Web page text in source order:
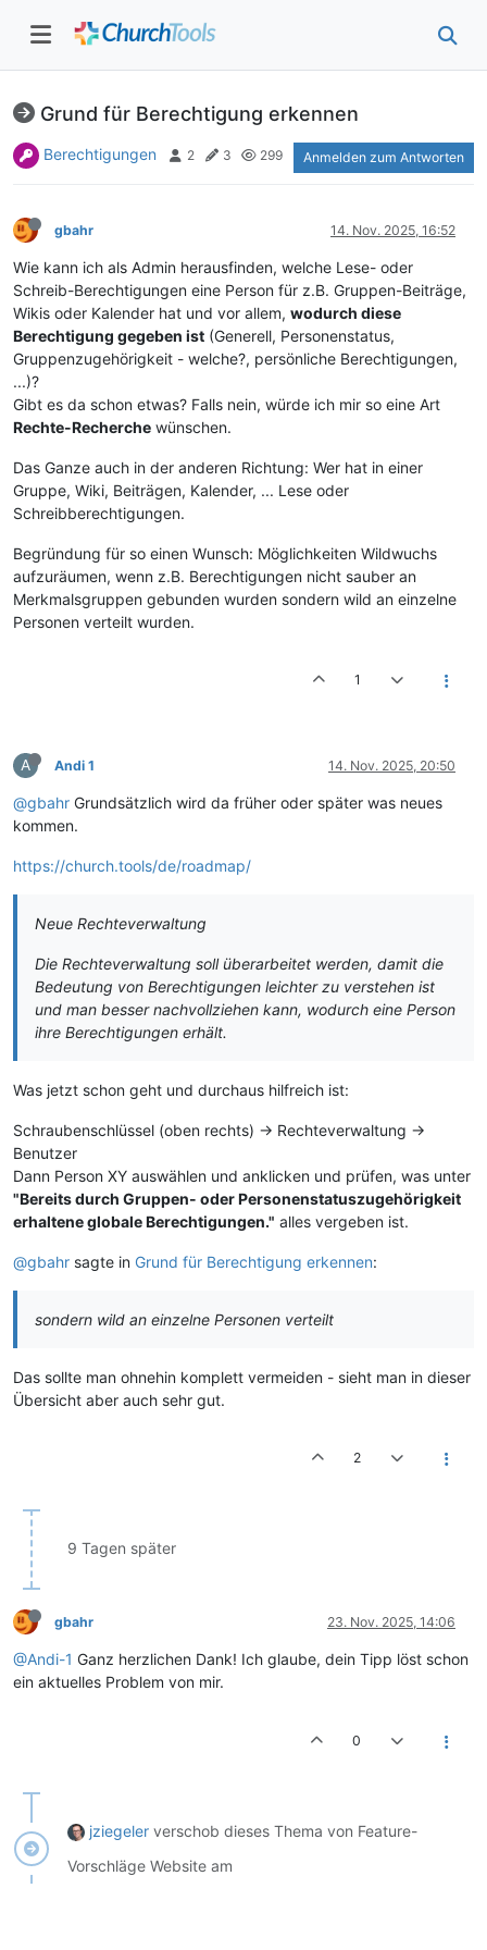
Grund für Berechtigung erkennen
Berechtigungen 2 3 299 Anmelden zum Antworten
gbahr 14. Nov. 2025, 16:52
Wie kann ich als Admin herausfinden, welche Lese- oder
Schreib-Berechtigungen eine Person für z.B. Gruppen-Beiträge,
Wikis oder Kalender hat und vor allem, wodurch diese
Berechtigung gegeben ist (Generell, Personenstatus,
Gruppenzugehörigkeit - welche?, persönliche Berechtigungen,
...)?
Gibt es da schon etwas? Falls nein, würde ich mir so eine Art
Rechte-Recherche wünschen.
Das Ganze auch in der anderen Richtung: Wer hat in einer
Gruppe, Wiki, Beiträgen, Kalender, ... Lese oder
Schreibberechtigungen.
Begründung für so einen Wunsch: Möglichkeiten Wildwuchs
aufzuräumen, wenn z.B. Berechtigungen nicht sauber an
Merkmalsgruppen gebunden wurden sondern wild an einzelne
Personen verteilt wurden.
1
A Andi 1 14. Nov. 2025, 20:50
@gbahr Grundsätzlich wird da früher oder später was neues
kommen.
https://church.tools/de/roadmap/
Neue Rechteverwaltung
Die Rechteverwaltung soll überarbeitet werden, damit die
Bedeutung von Berechtigungen leichter zu verstehen ist
und man besser nachvollziehen kann, wodurch eine Person
ihre Berechtigungen erhält.
Was jetzt schon geht und durchaus hilfreich ist:
Schraubenschlüssel (oben rechts) -> Rechteverwaltung ->
Benutzer
Dann Person XY auswählen und anklicken und prüfen, was unter
"Bereits durch Gruppen- oder Personenstatuszugehörigkeit
erhaltene globale Berechtigungen." alles vergeben ist.
@gbahr sagte in Grund für Berechtigung erkennen:
sondern wild an einzelne Personen verteilt
Das sollte man ohnehin komplett vermeiden - sieht man in dieser
Übersicht aber auch sehr gut.
2
9 Tagen später
gbahr 23. Nov. 2025, 14:06
@Andi-1 Ganz herzlichen Dank! Ich glaube, dein Tipp löst schon
ein aktuelles Problem von mir.
0
jziegeler verschob dieses Thema von Feature-
Vorschläge Website am